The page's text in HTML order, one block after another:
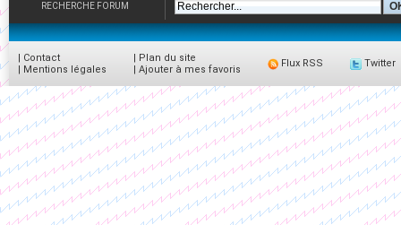
RECHERCHE FORUM
| Contact
| Mentions légales
| Plan du site
| Ajouter à mes favoris
Flux RSS Twitter